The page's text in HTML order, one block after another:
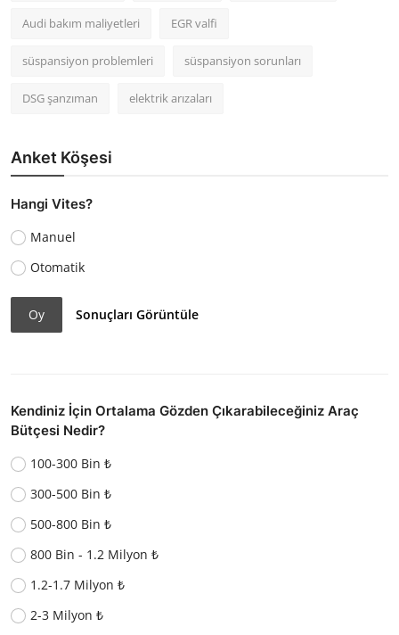
Audi bakım maliyetleri EGR valfi
süspansiyon problemleri süspansiyon sorunları
DSG şanzıman elektrik arızaları
Anket Köşesi
Hangi Vites?
Manuel
Otomatik
Oy Sonuçları Görüntüle
Kendiniz İçin Ortalama Gözden Çıkarabileceğiniz Araç
Bütçesi Nedir?
100-300 Bin ₺
300-500 Bin ₺
500-800 Bin ₺
800 Bin - 1.2 Milyon ₺
1.2-1.7 Milyon ₺
2-3 Milyon ₺